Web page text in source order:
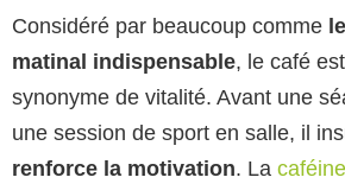
Considéré par beaucoup comme
matinal indispensable, le café
synonyme de vitalité. Avant une
une session de sport en salle, il
renforce la motivation. La caféine